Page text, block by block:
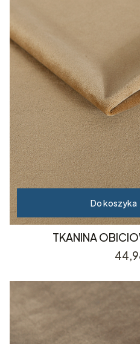
Do koszyka
TKANINA